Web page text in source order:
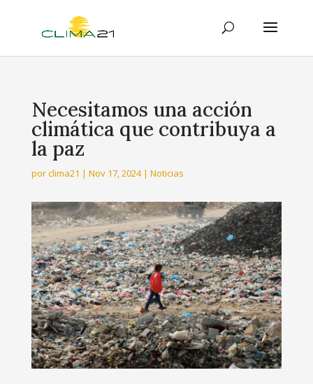
Necesitamos una acción
climática que contribuya a
la paz
porclima21 | Nov 17, 2024| Noticias